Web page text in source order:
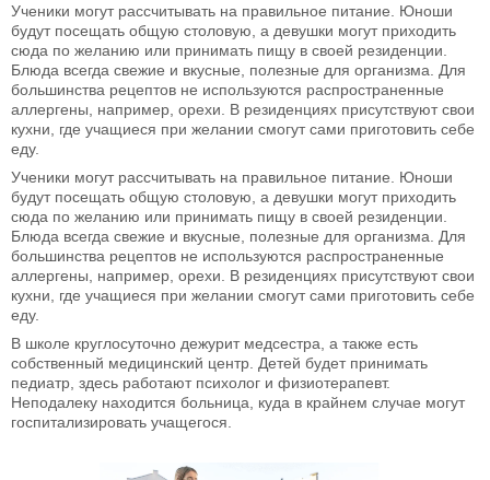
Ученики могут рассчитывать на правильное питание. Юноши
будут посещать общую столовую, а девушки могут приходить
сюда по желанию или принимать пищу в своей резиденции.
Блюда всегда свежие и вкусные, полезные для организма. Для
большинства рецептов не используются распространенные
аллергены, например, орехи. В резиденциях присутствуют свои
кухни, где учащиеся при желании смогут сами приготовить себе
еду.
Ученики могут рассчитывать на правильное питание. Юноши
будут посещать общую столовую, а девушки могут приходить
сюда по желанию или принимать пищу в своей резиденции.
Блюда всегда свежие и вкусные, полезные для организма. Для
большинства рецептов не используются распространенные
аллергены, например, орехи. В резиденциях присутствуют свои
кухни, где учащиеся при желании смогут сами приготовить себе
еду.
В школе круглосуточно дежурит медсестра, а также есть
собственный медицинский центр. Детей будет принимать
педиатр, здесь работают психолог и физиотерапевт.
Неподалеку находится больница, куда в крайнем случае могут
госпитализировать учащегося.